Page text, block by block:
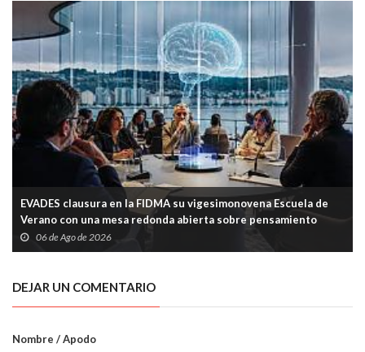
EVADES clausura en la FIDMA su vigesimonovena Escuela de
Verano con una mesa redonda abierta sobre pensamiento
crítico y tecnología
06 de Ago de 2026
DEJAR UN COMENTARIO
Nombre / Apodo